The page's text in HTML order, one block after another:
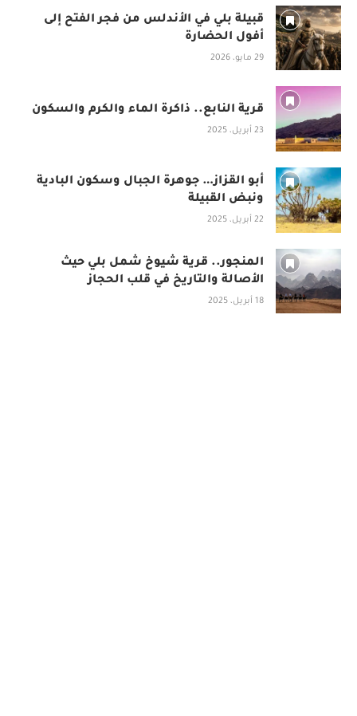
قبيلة بلي في الأندلس من فجر الفتح إلى
أفول الحضارة
29 مايو، 2026
قرية النابع.. ذاكرة الماء والكرم والسكون
23 أبريل، 2025
أبو القزاز… جوهرة الجبال وسكون البادية
ونبض القبيلة
22 أبريل، 2025
المنجور.. قرية شيوخ شمل بلي حيث
الأصالة والتاريخ في قلب الحجاز
18 أبريل، 2025